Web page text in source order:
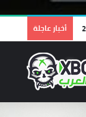
أخبار عاجلة